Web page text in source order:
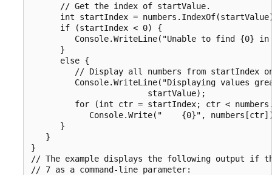
      // Get the index of startValue.
int startIndex =
      if (startIndex < 0) {
Console.WriteLine("Unable to find {0}
      }
      else {
// Display all numbers from startIndex
Console.WriteLine("Displaying values
                        startValue);
for (int ctr = startIndex; ctr <
Console.Write("    {0}",
      }
   }
}
// The example displays the following output if
// 7 as a command-line parameter: